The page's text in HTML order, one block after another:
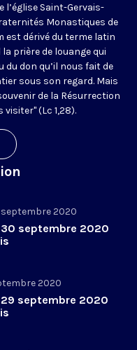
l’église Saint-Gervais-
Monastiques de
est dérivé du terme latin
prière de louange qui
du don qu’il nous fait de
sous son regard. Mais
de la Résurrection
(Lc 1,28).
2020
30 septembre 2020
2020
29 septembre 2020